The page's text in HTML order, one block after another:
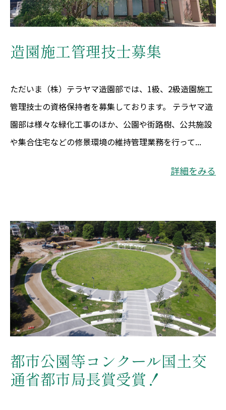
造園施工管理技士募集
ただいま（株）テラヤマ造園部では、1級、2級造園施工
管理技士の資格保持者を募集しております。 テラヤマ造
園部は様々な緑化工事のほか、公園や街路樹、公共施設
や集合住宅などの修景環境の維持管理業務を行って...
詳細をみる
都市公園等コンクール国土交
通省都市局長賞受賞！